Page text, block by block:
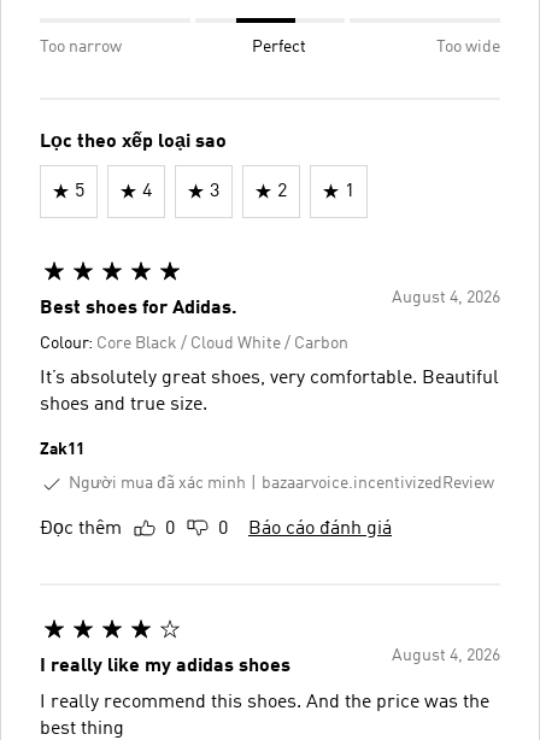
Too narrow Perfect Too wide
Lọc theo xếp loại sao
5 4 3 2 1
August 4, 2026
Best shoes for Adidas.
Colour: Core Black / Cloud White / Carbon
It’s absolutely great shoes, very comfortable. Beautiful
shoes and true size.
Zak11
Người mua đã xác minh
bazaarvoice.incentivizedReview
Đọc thêm 0 0 Báo cáo đánh giá
August 4, 2026
I really like my adidas shoes
I really recommend this shoes. And the price was the
best thing